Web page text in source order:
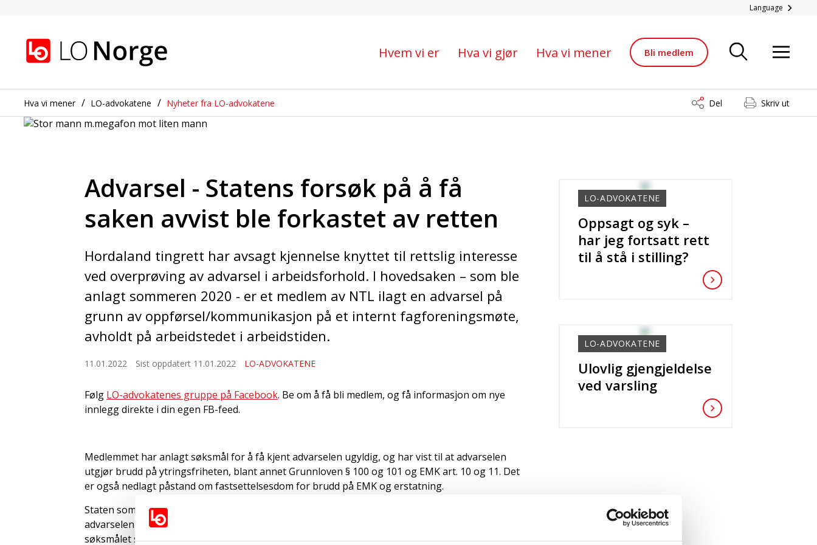
Advarsel - Statens forsøk på å få saken avvist ble forkastet av retten
Language
Hvem vi er Hva vi gjør Hva vi mener Bli medlem
Hva vi mener LO-advokatene Nyheter fra LO-advokatene Del Skriv ut
Advarsel - Statens forsøk på å få
saken avvist ble forkastet av retten
Hordaland tingrett har avsagt kjennelse knyttet til rettslig interesse
ved overprøving av advarsel i arbeidsforhold. I hovedsaken – som ble
anlagt sommeren 2020 - er et medlem av NTL ilagt en advarsel på
grunn av oppførsel/kommunikasjon på et internt fagforeningsmøte,
avholdt på arbeidstedet i arbeidstiden.
11.01.2022 Sist oppdatert 11.01.2022 LO-ADVOKATENE
Følg LO-advokatenes gruppe på Facebook. Be om å få bli medlem, og få informasjon om nye
innlegg direkte i din egen FB-feed.
Medlemmet har anlagt søksmål for å få kjent advarselen ugyldig, og har vist til at advarselen
utgjør brudd på ytringsfriheten, blant annet Grunnloven § 100 og 101 og EMK art. 10 og 11. Det
er også nedlagt påstand om fastsettelsesdom for brudd på EMK og erstatning.
Staten som arbeidsgiver anførte først at medlemmet ikke hadde rettslig interesse i å få kjent
advarselen ugyldig. Det var tingretten ikke enig i, og avsa kjennelse den 08.11.20 for at
søksmålet skulle fremmes.
Oppsagt og syk –
har jeg fortsatt rett
til å stå i stilling?
LO-ADVOKATENE
Ulovlig gjengjeldelse
ved varsling
LO-ADVOKATENE